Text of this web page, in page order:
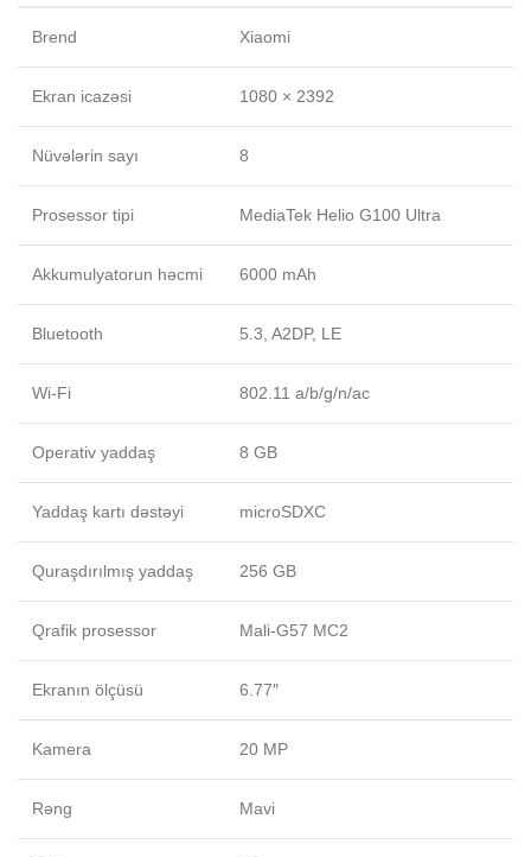
Brend Xiaomi
Ekran icazəsi 1080 × 2392
Nüvələrin sayı 8
Prosessor tipi MediaTek Helio G100 Ultra
Akkumulyatorun həcmi 6000 mAh
Bluetooth 5.3, A2DP, LE
Wi-Fi 802.11 a/b/g/n/ac
Operativ yaddaş 8 GB
Yaddaş kartı dəstəyi microSDXC
Quraşdırılmış yaddaş 256 GB
Qrafik prosessor Mali-G57 MC2
Ekranın ölçüsü 6.77″
Kamera 20 MP
Rəng Mavi